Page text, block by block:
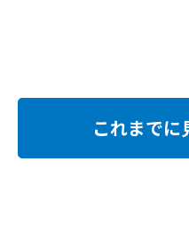
これまで